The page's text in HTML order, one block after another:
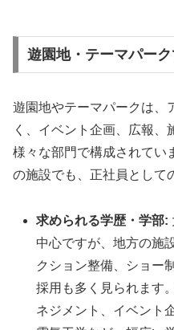
遊園地・テーマパー
遊園地やテーマパークは、
く、イベント企画、広報、
様々な部門で構成されてい
の施設でも、正社員として
求められる学歴・学部:
中心ですが、地方の施
クション整備、ショー
採用も多く見られます
ネジメント、イベント